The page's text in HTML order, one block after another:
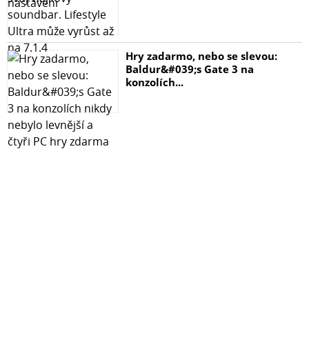
Hry zadarmo, nebo se slevou:
Baldur&#039;s Gate 3 na
konzolích...